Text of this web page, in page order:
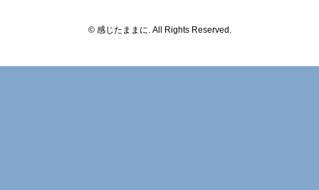
© 感じたままに. All Rights Reserved.